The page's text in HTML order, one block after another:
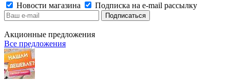
Новости магазина
Подписка на e-mail рассылку
Акционные предложения
Все предложения